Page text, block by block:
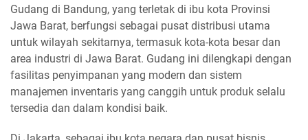
Gudang di Bandung, yang terletak di ibu kota Provinsi
Jawa Barat, berfungsi sebagai pusat distribusi utama
untuk wilayah sekitarnya, termasuk kota-kota besar dan
area industri di Jawa Barat. Gudang ini dilengkapi dengan
fasilitas penyimpanan yang modern dan sistem
manajemen inventaris yang canggih untuk produk selalu
tersedia dan dalam kondisi baik.